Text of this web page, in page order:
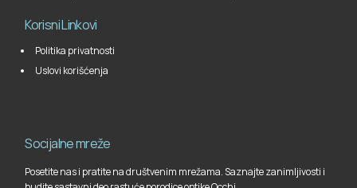
Korisni Linkovi
Politika privatnosti
Uslovi korišćenja
Socijalne mreže
Posetite nas i pratite na društvenim mrežama. Saznajte zanimljivosti i